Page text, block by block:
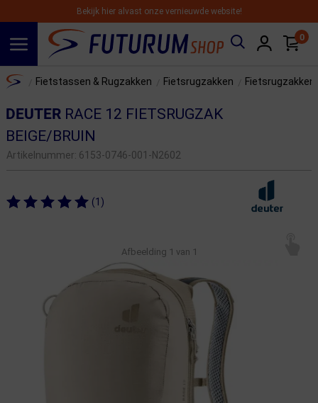
Bekijk hier alvast onze vernieuwde website!
0
Home Fietstassen & Rugzakken Fietsrugzakken Fietsrugzakken
DEUTERRACE 12 FIETSRUGZAK
BEIGE/BRUIN
Artikelnummer: 6153-0746-001-N2602
(1)
Afbeelding 1 van 1